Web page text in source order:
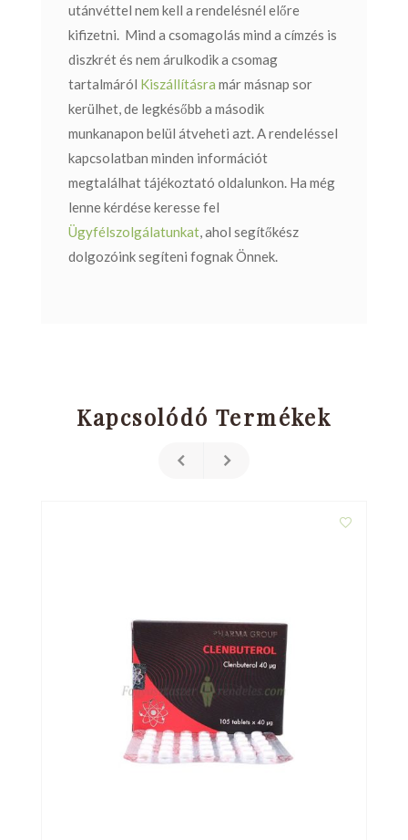
utánvéttel nem kell a rendelésnél előre
kifizetni. Mind a csomagolás mind a címzés is
diszkrét és nem árulkodik a csomag
tartalmáról Kiszállításra már másnap sor
kerülhet, de legkésőbb a második
munkanapon belül átveheti azt.A rendeléssel
kapcsolatban minden információt
megtalálhattájékoztató oldalunkon. Ha még
lenne kérdése keresse fel
Ügyfélszolgálatunkat, ahol segítőkész
dolgozóink segíteni fognak Önnek.
Kapcsolódó Termékek